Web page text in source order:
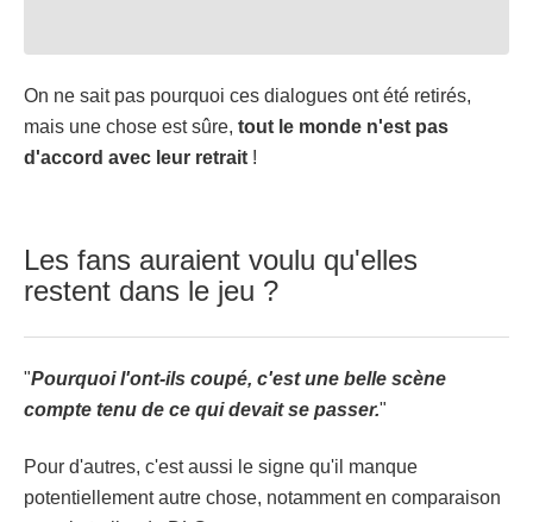
On ne sait pas pourquoi ces dialogues ont été retirés,
mais une chose est sûre, tout le monde n'est pas
d'accord avec leur retrait !
Les fans auraient voulu qu'elles
restent dans le jeu ?
"Pourquoi l'ont-ils coupé, c'est une belle scène
compte tenu de ce qui devait se passer."
Pour d'autres, c'est aussi le signe qu'il manque
potentiellement autre chose, notamment en comparaison